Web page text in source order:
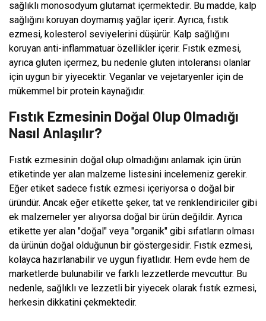
sağlıklı monosodyum glutamat içermektedir. Bu madde, kalp
sağlığını koruyan doymamış yağlar içerir. Ayrıca, fıstık
ezmesi, kolesterol seviyelerini düşürür. Kalp sağlığını
koruyan anti-inflammatuar özellikler içerir. Fıstık ezmesi,
ayrıca gluten içermez, bu nedenle gluten intoleransı olanlar
için uygun bir yiyecektir. Veganlar ve vejetaryenler için de
mükemmel bir protein kaynağıdır.
Fıstık Ezmesinin Doğal Olup Olmadığı
Nasıl Anlaşılır?
Fıstık ezmesinin doğal olup olmadığını anlamak için ürün
etiketinde yer alan malzeme listesini incelemeniz gerekir.
Eğer etiket sadece fıstık ezmesi içeriyorsa o doğal bir
üründür. Ancak eğer etikette şeker, tat ve renklendiriciler gibi
ek malzemeler yer alıyorsa doğal bir ürün değildir. Ayrıca
etikette yer alan "doğal" veya "organik" gibi sıfatların olması
da ürünün doğal olduğunun bir göstergesidir. Fıstık ezmesi,
kolayca hazırlanabilir ve uygun fiyatlıdır. Hem evde hem de
marketlerde bulunabilir ve farklı lezzetlerde mevcuttur. Bu
nedenle, sağlıklı ve lezzetli bir yiyecek olarak fıstık ezmesi,
herkesin dikkatini çekmektedir.